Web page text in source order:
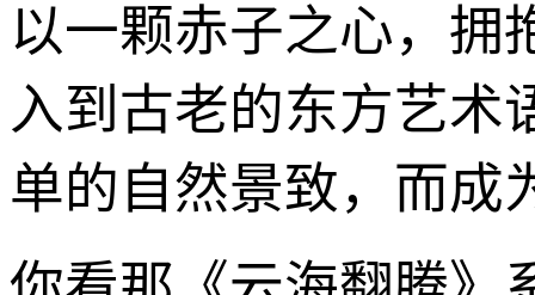
以一颗赤子之心，拥
入到古老的东方艺术
单的自然景致，而成